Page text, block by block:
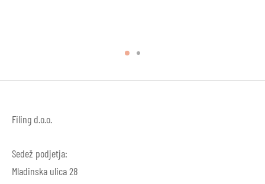
Filing d.o.o.
Sedež podjetja:
Mladinska ulica 28